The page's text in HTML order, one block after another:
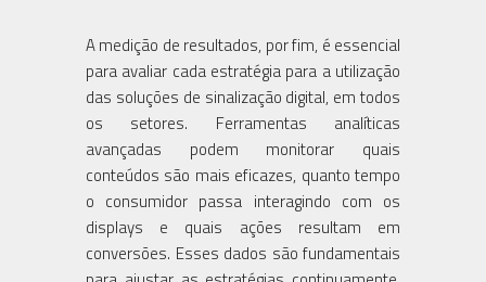
A medição de resultados, por fim, é essencial
para avaliar cada estratégia para a utilização
das soluções de sinalização digital, em todos
os setores. Ferramentas analíticas
avançadas podem monitorar quais
conteúdos são mais eficazes, quanto tempo
o consumidor passa interagindo com os
displays e quais ações resultam em
conversões. Esses dados são fundamentais